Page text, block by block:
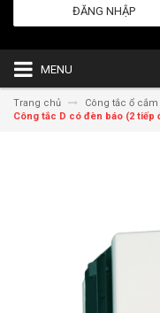
ĐĂNG NHẬP
MENU
Trang chủ
Công tắc ổ cắm
Công tắc D có đèn báo (2 tiếp